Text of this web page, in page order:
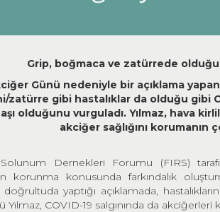
Grip, boğmaca ve zatürrede olduğu
Günü nedeniyle bir açıklama
zatürre gibi hastalıklar da olduğu gibi
olduğunu vurguladı. Yılmaz, hava
akciğer sağlığını
Solunum Dernekleri Forumu (FIRS)
korunma konusunda farkındalık
yaptığı açıklamada,
Yılmaz, COVID-19 salgınında da